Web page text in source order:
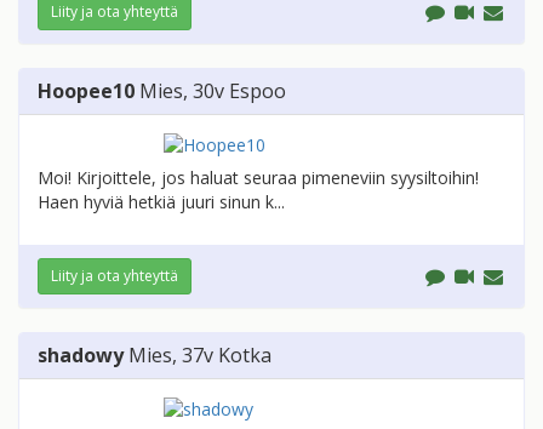
Liity ja ota yhteyttä
Hoopee10 Mies, 30v Espoo
Moi! Kirjoittele, jos haluat seuraa pimeneviin syysiltoihin!
Haen hyviä hetkiä juuri sinun k...
Liity ja ota yhteyttä
shadowy Mies, 37v Kotka